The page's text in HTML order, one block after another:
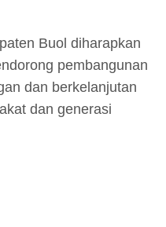
Buol diharapkan
pembangunan
dan berkelanjutan
dan generasi